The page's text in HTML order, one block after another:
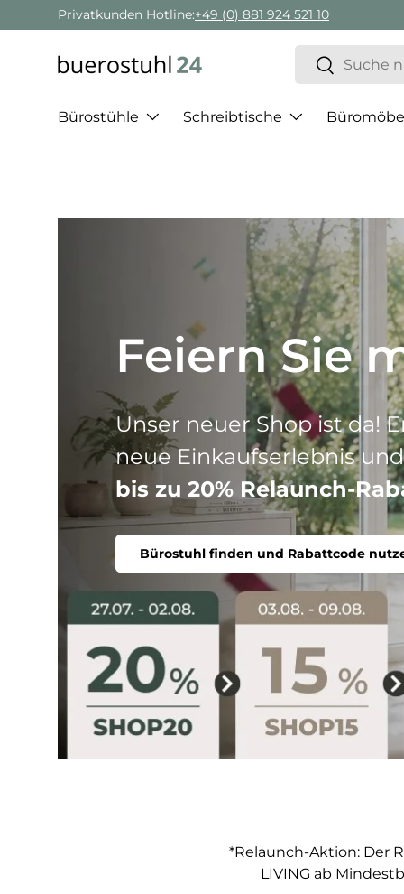
Direkt zum Inhalt
Privatkunden Hotline:+49 (0) 881 924 521 10
Suchen
Suchen
Bürostühle Schreibtische
Best of
Drei Produktlinien, ein
Stuhl. Ergonomisch,
Bürostuhl finden
*Relaunch-Aktion: Der
LIVING ab